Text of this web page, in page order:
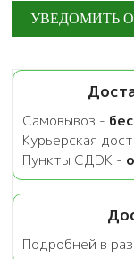
Самовывоз -
Курьерская
Пункты СДЭК -
Подробней в